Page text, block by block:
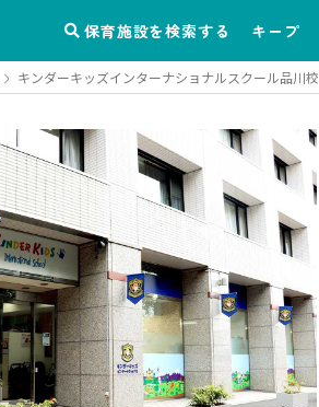
保育施設を検索する キープ
キンダーキッズインターナショナルスクール品川校